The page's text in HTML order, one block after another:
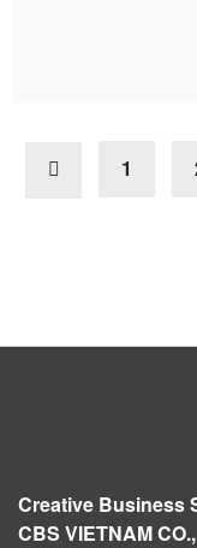
1
Creative Business
CBS VIETNAM